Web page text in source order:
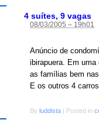
4 suítes, 9 vagas
08/03/2005 – 19h01
Anúncio de
ibirapuera. Em
as famílias bem
E os outros 4
By luddista Posted in